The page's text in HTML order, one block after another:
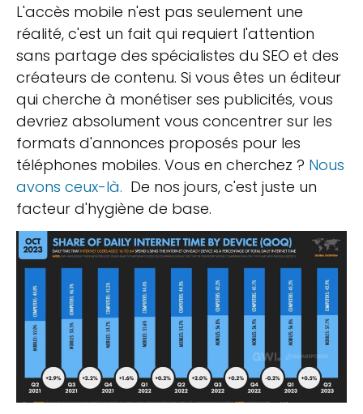
L'accès mobile n'est pas seulement une
réalité, c'est un fait qui requiert l'attention
sans partage des spécialistes du SEO et des
créateurs de contenu. Si vous êtes un éditeur
qui cherche à monétiser ses publicités, vous
devriez absolument vous concentrer sur les
formats d'annonces proposés pour les
téléphones mobiles. Vous en cherchez ? Nous
avons ceux-là. De nos jours, c'est juste un
facteur d'hygiène de base.